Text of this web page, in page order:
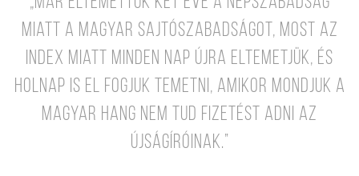
miatt a magyar sajtószabadságot, most az
Index miatt minden nap újra eltemetjük, és
holnap is el fogjuk temetni, amikor mondjuk a
Magyar Hang nem tud fizetést adni az
újságíróinak.”